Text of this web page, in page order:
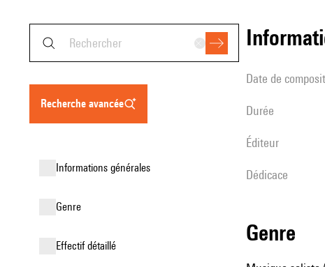
recherche avancée
informations générales
genre
effectif détaillé
date de
durée
éditeur
Dédicace
genre